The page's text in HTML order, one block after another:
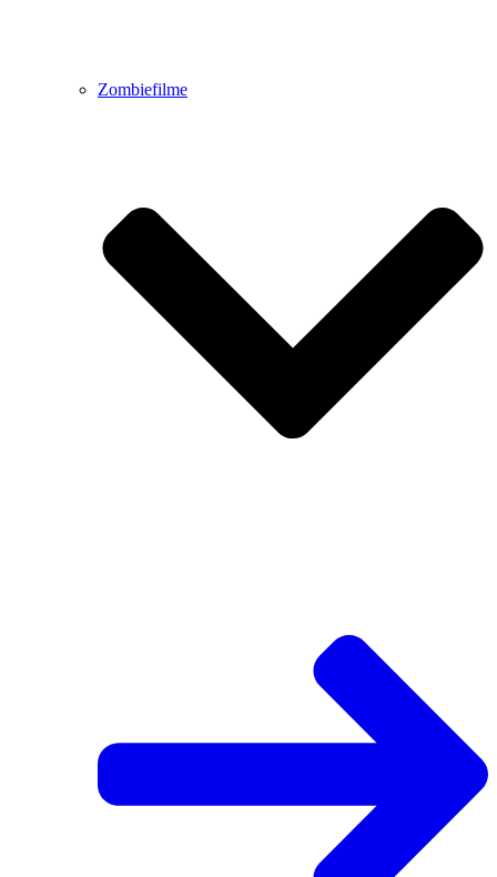
Zombiefilme